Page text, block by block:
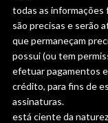
todas as informações
são precisas e serão
que permaneçam
possui (ou tem
efetuar pagamentos
crédito, para fins de
assinaturas.
está ciente da